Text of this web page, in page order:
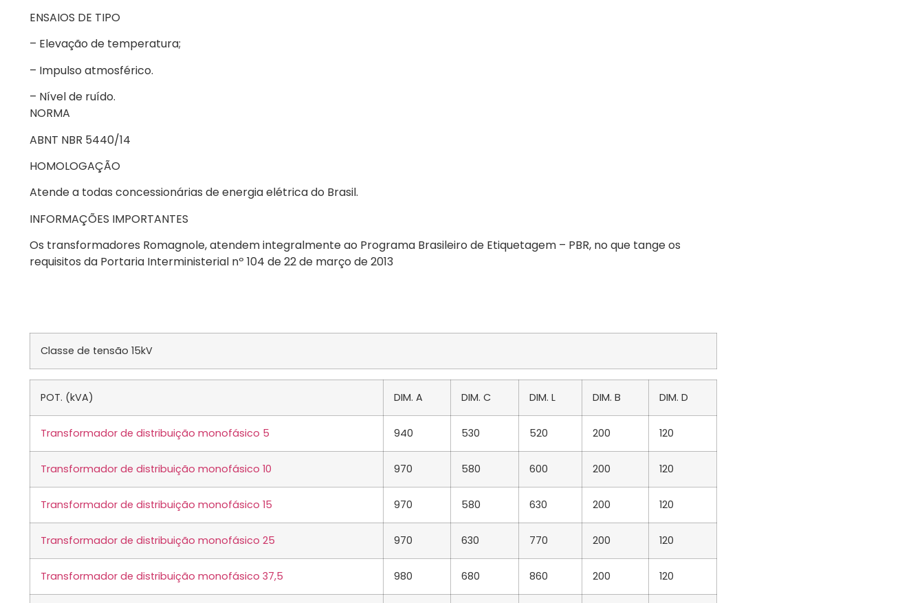
ENSAIOS DE TIPO
– Elevação de temperatura;
– Impulso atmosférico.
– Nível de ruído.
NORMA
ABNT NBR 5440/14
HOMOLOGAÇÃO
Atende a todas concessionárias de energia elétrica do Brasil.
INFORMAÇÕES IMPORTANTES
Os transformadores Romagnole, atendem integralmente ao Programa Brasileiro de Etiquetagem – PBR, no que tange os
requisitos da Portaria Interministerial nº 104 de 22 de março de 2013
Classe de tensão 15kV
POT. (kVA) DIM. A DIM. C DIM. L DIM. B DIM. D
Transformador de distribuição monofásico 5 940 530 520 200 120
Transformador de distribuição monofásico 10 970 580 600 200 120
Transformador de distribuição monofásico 15 970 580 630 200 120
Transformador de distribuição monofásico 25 970 630 770 200 120
Transformador de distribuição monofásico 37,5 980 680 860 200 120